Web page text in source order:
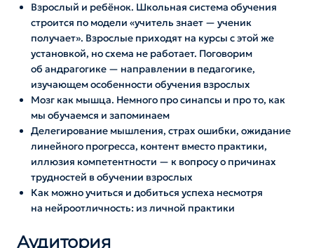
Взрослый и ребёнок. Школьная система обучения
строится по модели «учитель знает — ученик
получает». Взрослые приходят на курсы с этой же
установкой, но схема не работает. Поговорим
об андрагогике — направлении в педагогике,
изучающем особенности обучения взрослых
Мозг как мышца. Немного про синапсы и про то, как
мы обучаемся и запоминаем
Делегирование мышления, страх ошибки, ожидание
линейного прогресса, контент вместо практики,
иллюзия компетентности — к вопросу о причинах
трудностей в обучении взрослых
Как можно учиться и добиться успеха несмотря
на нейроотличность: из личной практики
Аудитория